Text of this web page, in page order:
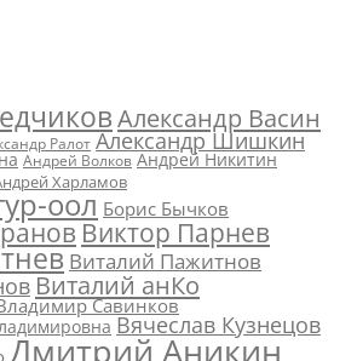
Александр Васин
Ралот Александр Шишкин
Андрей Волков Андрей Никитин
Харламов
оол Борис Бычков
Виктор Парнев
Виталий Пажитнов
Виталий анКо
Савинков
Вячеслав Кузнецов
Дмитрий Аникин